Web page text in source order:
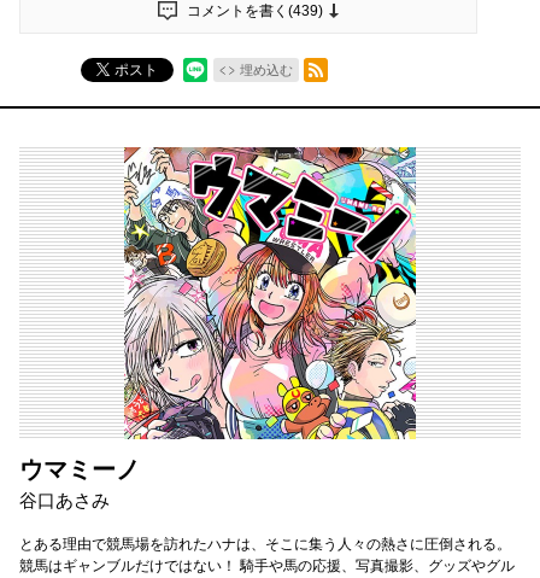
コメントを書く(439)
ポスト 埋め込む
RSSフィード
ウマミーノ
谷口あさみ
とある理由で競馬場を訪れたハナは、そこに集う人々の熱さに圧倒される。
競馬はギャンブルだけではない！ 騎手や馬の応援、写真撮影、グッズやグル